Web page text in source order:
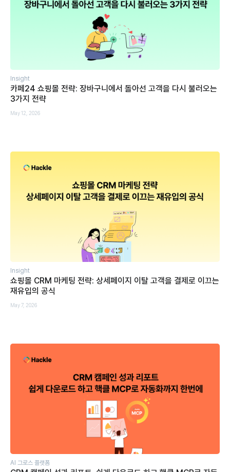
Insight
카페24 쇼핑몰 전략: 장바구니에서 돌아선 고객을 다시 불러오는
3가지 전략
May 12, 2026
Insight
쇼핑몰 CRM 마케팅 전략: 상세페이지 이탈 고객을 결제로 이끄는
재유입의 공식
May 7, 2026
AI 그로스 플랫폼